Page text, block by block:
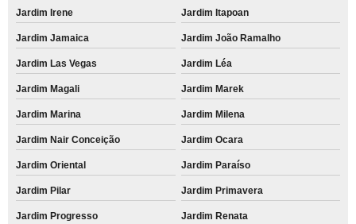
Jardim Irene Jardim Itapoan
Jardim Jamaica Jardim João Ramalho
Jardim Las Vegas Jardim Léa
Jardim Magali Jardim Marek
Jardim Marina Jardim Milena
Jardim Nair Conceição Jardim Ocara
Jardim Oriental Jardim Paraíso
Jardim Pilar Jardim Primavera
Jardim Progresso Jardim Renata